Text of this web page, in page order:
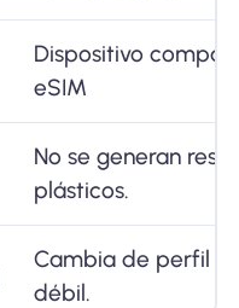
Dispositivo
eSIM
No se generan
plásticos.
Cambia de perfil si
débil.